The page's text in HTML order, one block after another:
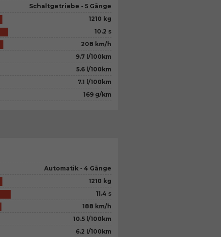
Schaltgetriebe - 5 Gänge
1210 kg
10.2 s
208 km/h
9.7 l/100km
5.6 l/100km
7.1 l/100km
169 g/km
Automatik - 4 Gänge
1210 kg
11.4 s
188 km/h
10.5 l/100km
6.2 l/100km